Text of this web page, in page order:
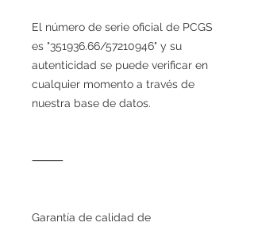
El número de serie oficial de PCGS
es "351936.66/57210946" y su
autenticidad se puede verificar en
cualquier momento a través de
nuestra base de datos.
⸻
Garantía de calidad de